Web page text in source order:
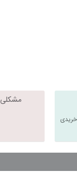
خریدی
مشکلی